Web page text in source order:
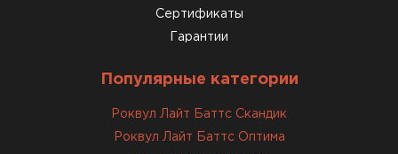
Сертификаты
Гарантии
Популярные категории
Роквул Лайт Баттс Скандик
Роквул Лайт Баттс Оптима